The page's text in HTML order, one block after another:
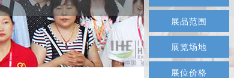
展品范围
展览场地
展位价格